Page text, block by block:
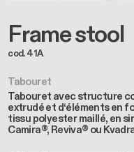
Frame stool
cod. 41A
Tabouret
Tabouret avec structure
extrudé et d‘éléments en
tissu polyester maillé, en
Camira®, Reviva® ou